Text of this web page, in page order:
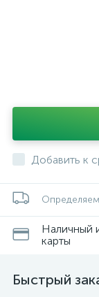
Добавить к
Наличный
карты
Быстрый